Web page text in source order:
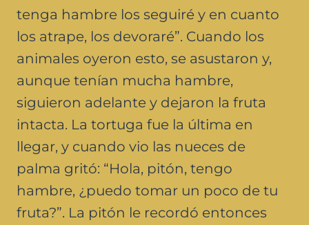
tenga hambre los seguiré y en cuanto
los atrape, los devoraré”. Cuando los
animales oyeron esto, se asustaron y,
aunque tenían mucha hambre,
siguieron adelante y dejaron la fruta
intacta. La tortuga fue la última en
llegar, y cuando vio las nueces de
palma gritó: “Hola, pitón, tengo
hambre, ¿puedo tomar un poco de tu
fruta?”. La pitón le recordó entonces